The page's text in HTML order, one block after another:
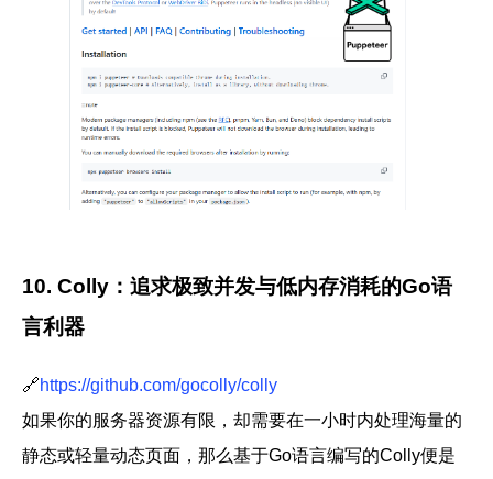
10. Colly：追求极致并发与低内存消耗的Go语
言利器
🔗https://github.com/gocolly/colly
如果你的服务器资源有限，却需要在一小时内处理海量的
静态或轻量动态页面，那么基于Go语言编写的Colly便是